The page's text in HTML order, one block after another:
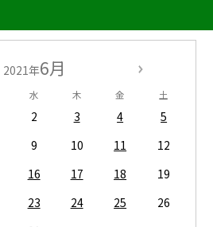
2021年6月
水 木 金 土
2 3 4
5
9 10 11
12
16 17 18
19
23 24 25
26